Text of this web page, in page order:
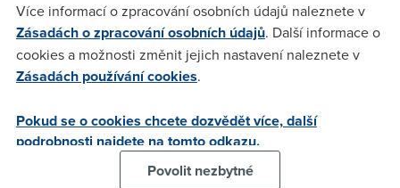
neexistuje u CTc
Anonym(23.9.2005 16:41:03)
(27.9.2005 09:16:56)
Více informací o zpracování osobních údajů naleznete v
Zásadách o zpracování osobních údajů. Další informace o
cookies a možnosti změnit jejich nastavení naleznete v
Zásadách používání cookies.
Pokud se o cookies chcete dozvědět více, další
podrobnosti najdete na tomto odkazu.
Povolit nezbytné